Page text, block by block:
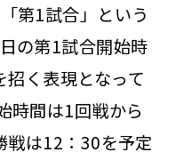
第1試合」という
の第1試合開始時
く表現となって
時間は1回戦から
戦は12：30を予定